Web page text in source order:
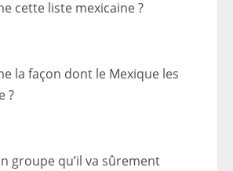
cette liste mexicaine ?
la façon dont le Mexique les
?
groupe qu’il va sûrement